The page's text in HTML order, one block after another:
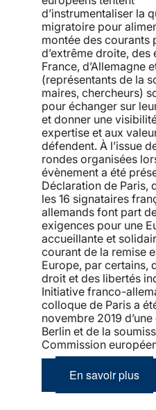
d’instrumentaliser la
migratoire pour
montée des courants
d’extrême droite, des
France, d’Allemagne
(représentants de la
maires, chercheurs)
pour échanger sur
et donner une
expertise et aux
défendent. À l’issue
rondes organisées
évènement a été
Déclaration de Paris,
les 16 signataires
allemands font part
exigences pour une
accueillante et
courant de la remise
Europe, par certains,
droit et des libertés
Initiative franco-
colloque de Paris a
novembre 2019
Berlin et de la
Commission
En savoir plus